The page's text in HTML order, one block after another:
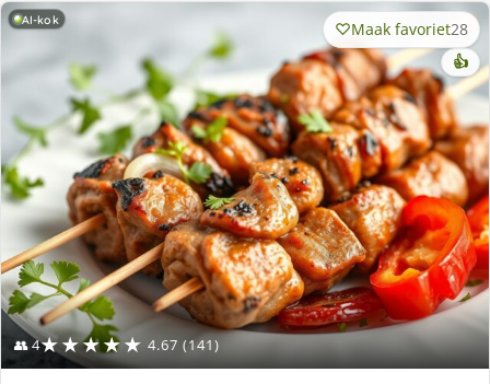
AI-kok
👥 4★★★★★ 4.67 (141)
Maak favoriet28
👍